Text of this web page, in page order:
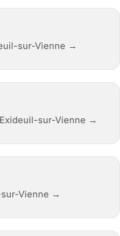
sur-Vienne →
Exideuil-sur-Vienne →
sur-Vienne →